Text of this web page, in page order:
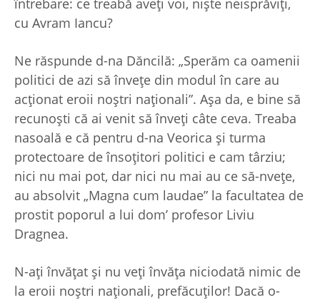
cu Avram Iancu?
Ne răspunde d-na Dăncilă: „Sperăm ca oamenii
politici de azi să înveţe din modul în care au
acţionat eroii noştri naţionali”. Aşa da, e bine să
recunoşti că ai venit să înveţi câte ceva. Treaba
nasoală e că pentru d-na Veorica şi turma
protectoare de însoţitori politici e cam târziu;
nici nu mai pot, dar nici nu mai au ce să-nveţe,
au absolvit „Magna cum laudae” la facultatea de
prostit poporul a lui dom’ profesor Liviu
Dragnea.
N-aţi învăţat şi nu veţi învăţa niciodată nimic de
la eroii noştri naţionali, prefăcuţilor! Dacă o-